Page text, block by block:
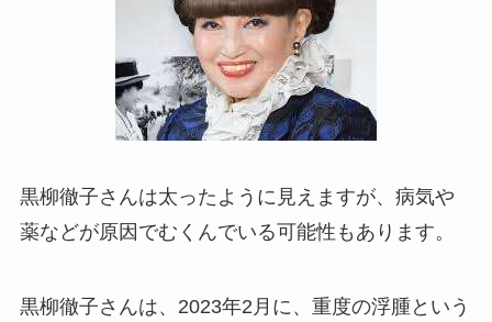
黒柳徹子さんは太ったように見えますが、病気や
薬などが原因でむくんでいる可能性もあります。
黒柳徹子さんは、2023年2月に、重度の浮腫という